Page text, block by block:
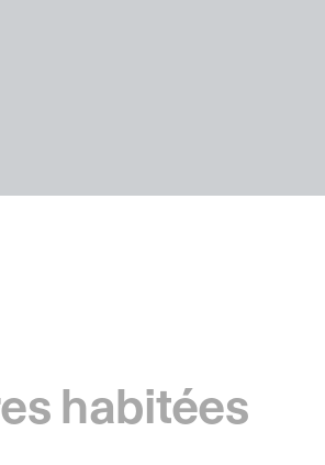
habitées